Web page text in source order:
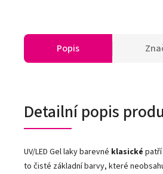
Popis
Detailní popis
UV/LED Gel laky barevné klasické patří
to čisté základní barvy, které